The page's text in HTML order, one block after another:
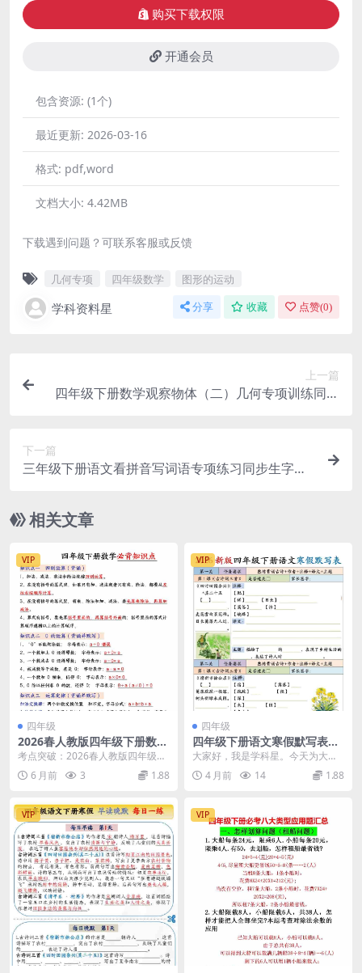
购买下载权限
开通会员
包含资源: (1个)
最近更新: 2026-03-16
格式: pdf,word
文档大小: 4.42MB
下载遇到问题？可联系客服或反馈
几何专项 四年级数学 图形的运动
学科资料星 分享 收藏 点赞(0)
上一篇
四年级下册数学观察物体（二）几何专项训练同步
下一篇
三年级下册语文看拼音写词语专项练习同步生字词
相关文章
VIP
四年级
2026春人教版四年级下册数学
必背知识点归纳汇总提分电子
版资料
考点突破：2026春人教版四年级下
册数学必背知识点核心解析 大家
好，我是学科星。...
6 月前 3 1.88
VIP
四年级
四年级下册语文寒假默写表：
同步新课预习与必背生字词过
关
大家好，我是学科星。今天为大家
送上一份超实用的四年级下册语文
寒假默写表电子档。寒...
4 月前 14 1.88
VIP VIP